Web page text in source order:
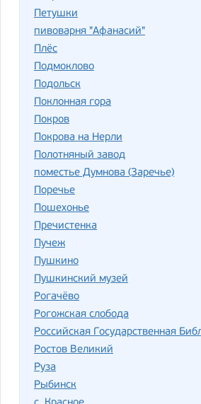
Петушки
пивоварня "Афанасий"
Плёс
Подмоклово
Подольск
Поклонная гора
Покров
Покрова на Нерли
Полотняный завод
поместье Думнова (Заречье)
Поречье
Пошехонье
Пречистенка
Пучеж
Пушкино
Пушкинский музей
Рогачёво
Рогожская слобода
Российская Государственная
Ростов Великий
Руза
Рыбинск